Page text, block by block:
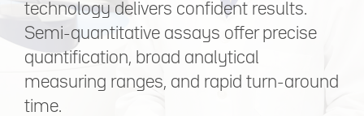
technology delivers confident results.
Semi-quantitative assays offer precise
quantification, broad analytical
measuring ranges, and rapid turn-around
time.